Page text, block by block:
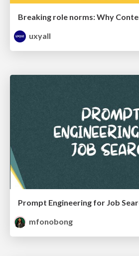
uxyall
Prompt Engineering for Job
mfonobong